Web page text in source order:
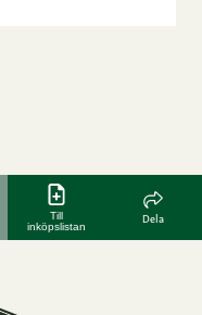
Till
inköpslistan
Dela